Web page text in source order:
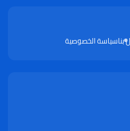
بناسياسة الخصوصية